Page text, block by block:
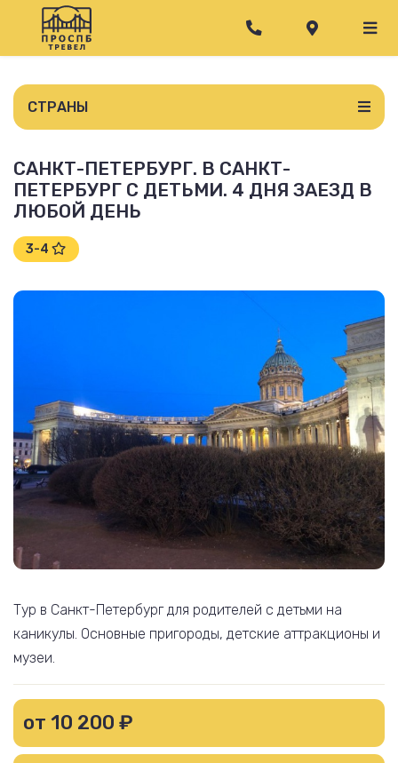
СТРАНЫ
САНКТ-ПЕТЕРБУРГ. В САНКТ-
ПЕТЕРБУРГ С ДЕТЬМИ. 4 ДНЯ ЗАЕЗД В
ЛЮБОЙ ДЕНЬ
3-4
Тур в Санкт-Петербург для родителей с детьми на
каникулы. Основные пригороды, детские аттракционы и
музеи.
от 10 200 ₽